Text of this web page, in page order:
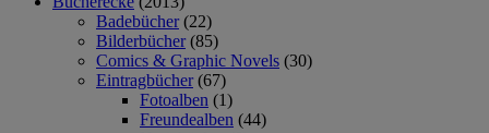
Badebücher (22)
Bilderbücher (85)
Comics & Graphic Novels (30)
Eintragbücher (67)
Fotoalben (1)
Freundealben (44)